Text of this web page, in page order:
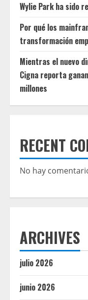
Wylie Park ha sido
Por qué los
transformación
Mientras el nuevo
Cigna reporta
millones
RECENT
No hay
ARCHIVES
julio 2026
junio 2026